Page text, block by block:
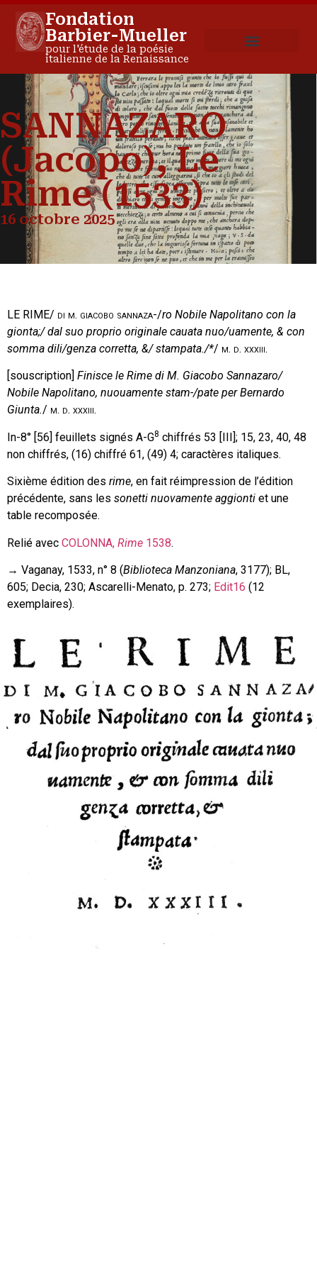
Fondation
Barbier-Mueller
pour l'étude de la poésie
italienne de la Renaissance
SANNAZARO
(Jacopo), Le
Rime (1533)
16 octobre 2025
LE RIME/ di m. giacobo sannaza-/ro Nobile Napolitano con la
gionta;/ dal suo proprio originale cauata nuo/uamente, & con
somma dili/genza corretta, &/ stampata./*/ m. d. xxxiii.
[souscription] Finisce le Rime di M. Giacobo Sannazaro/
Nobile Napolitano, nuouamente stam-/pate per Bernardo
Giunta./ m. d. xxxiii.
In-8° [56] feuillets signés A-G8 chiffrés 53 [III]; 15, 23, 40, 48
non chiffrés, (16) chiffré 61, (49) 4; caractères italiques.
Sixième édition des rime, en fait réimpression de l’édition
précédente, sans les sonetti nuovamente aggionti et une
table recomposée.
Relié avec COLONNA, Rime 1538.
→ Vaganay, 1533, n° 8 (Biblioteca Manzoniana, 3177); BL,
605; Decia, 230; Ascarelli-Menato, p. 273; Edit16 (12
exemplaires).